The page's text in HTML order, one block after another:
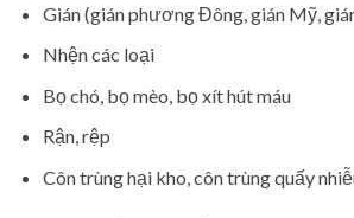
Gián (gián phương Đông, gián Mỹ,
Nhện các loại
Bọ chó, bọ mèo, bọ xít hút máu
Rận, rệp
Côn trùng hại kho, côn trùng quấy